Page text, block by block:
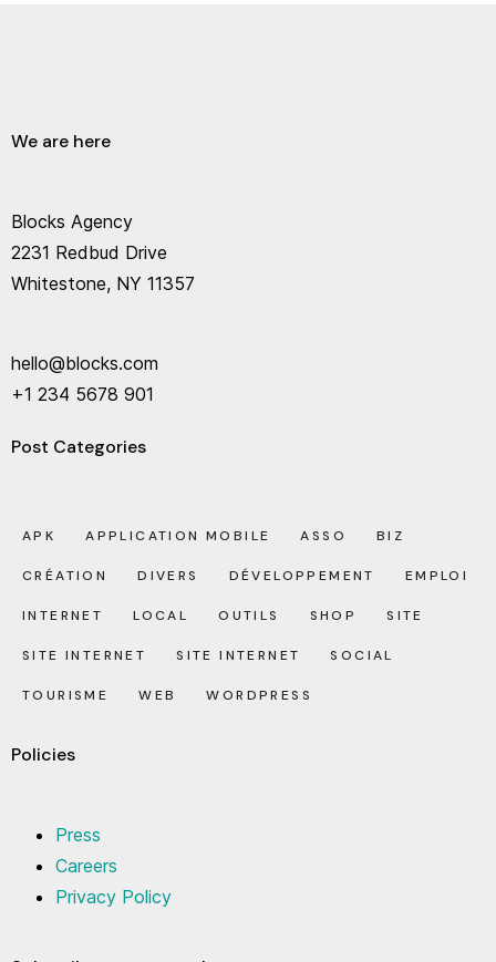
We are here
Blocks Agency
2231 Redbud Drive
Whitestone, NY 11357
hello@blocks.com
+1 234 5678 901
Post Categories
APK APPLICATION MOBILE ASSO BIZ
CRÉATION DIVERS DÉVELOPPEMENT EMPLOI
INTERNET LOCAL OUTILS SHOP SITE
SITE INTERNET SITE INTERNET SOCIAL
TOURISME WEB WORDPRESS
Policies
Press
Careers
Privacy Policy